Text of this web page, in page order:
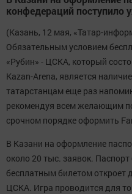
конфедераций поступило
(Казань, 12 мая, «Татар-
Обязательным условием
«Рубин» - ЦСКА, который
Kazan-Arena, является
татарстанцам еще раз
рекомендуя всем желающим
срочном порядке оформить
В Казани на оформление
около 20 тыс. заявок.
бесплатным билетом откроет
ЦСКА. Игра проводится для